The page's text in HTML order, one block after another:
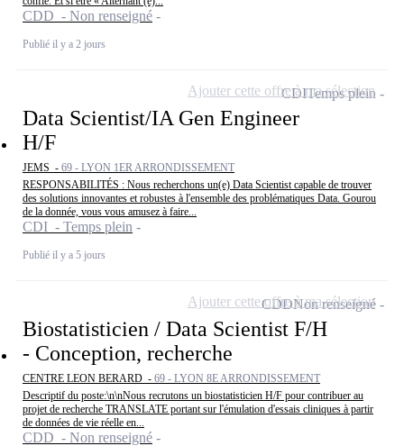
CDD - Non renseigné
Publié il y a 2 jours
Data Scientist/IA Gen Engineer
H/F
JEMS - 69 - LYON 1ER ARRONDISSEMENT
RESPONSABILITÉS : Nous recherchons un(e) Data Scientist capable de trouver
des solutions innovantes et robustes à l'ensemble des problématiques Data. Gourou
de la donnée, vous vous amusez à faire...
CDI - Temps plein
Publié il y a 5 jours
CDITemps plein
Ajouter cette offre à ma sélection
Biostatisticien / Data Scientist F/H
- Conception, recherche
CENTRE LEON BERARD - 69 - LYON 8E ARRONDISSEMENT
Descriptif du poste:\n\nNous recrutons un biostatisticien H/F pour contribuer au
projet de recherche TRANSLATE portant sur l'émulation d'essais cliniques à partir
de données de vie réelle en...
CDD - Non renseigné
CDDNon renseigné
Ajouter cette offre à ma sélection